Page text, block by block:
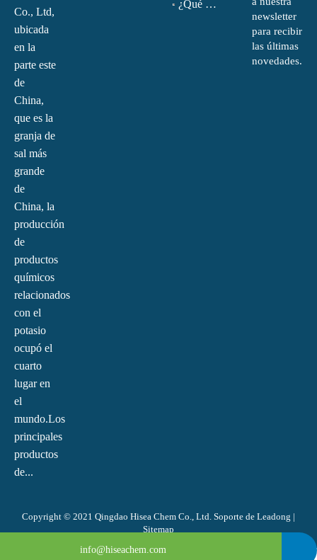
0086-532-85708217
0086-4008266163-82717
info@hiseachem.com
Co., Ltd,
ubicada
en la
parte este
de
China,
que es la
granja de
sal más
grande
de
China, la
producción
de
productos
químicos
relacionados
con el
potasio
ocupó el
cuarto
lugar en
el
mundo.Los
principales
productos
de...
¿Qué es la monoetanolamina (MEA)?
newsletter
para recibir
las últimas
novedades.
Copyright © 2021 Qingdao Hisea Chem Co., Ltd. Soporte de Leadong |
Sitemap